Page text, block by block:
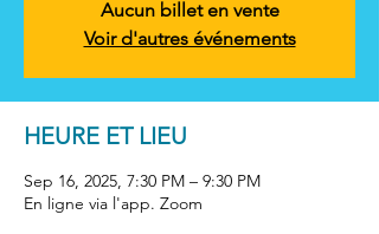
Aucun billet en vente
Voir d'autres événements
HEURE ET LIEU
Sep 16, 2025, 7:30 PM – 9:30 PM
En ligne via l'app. Zoom